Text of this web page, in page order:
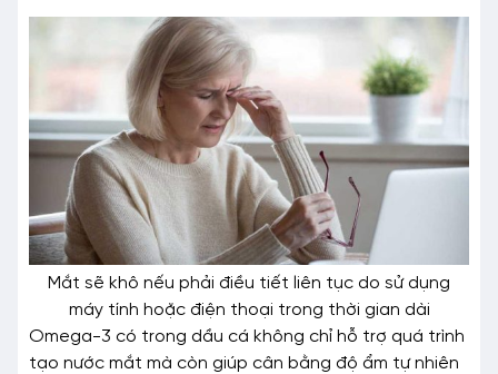
Mắt sẽ khô nếu phải điều tiết liên tục do sử dụng
máy tính hoặc điện thoại trong thời gian dài
Omega-3 có trong dầu cá không chỉ hỗ trợ quá trình
tạo nước mắt mà còn giúp cân bằng độ ẩm tự nhiên